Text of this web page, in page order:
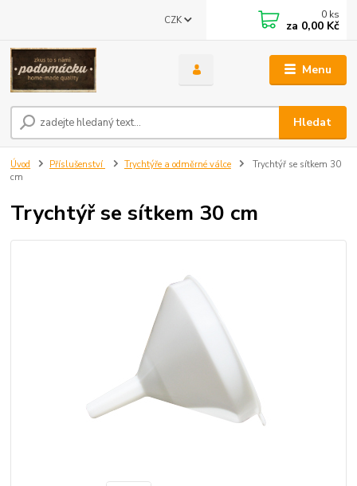
Menu
CZK
Hledat
0 ks
za 0,00 Kč
Úvod Příslušenství Trychtýře a odměrné válce
Trychtýř se sítkem 30
cm
Trychtýř se sítkem 30 cm